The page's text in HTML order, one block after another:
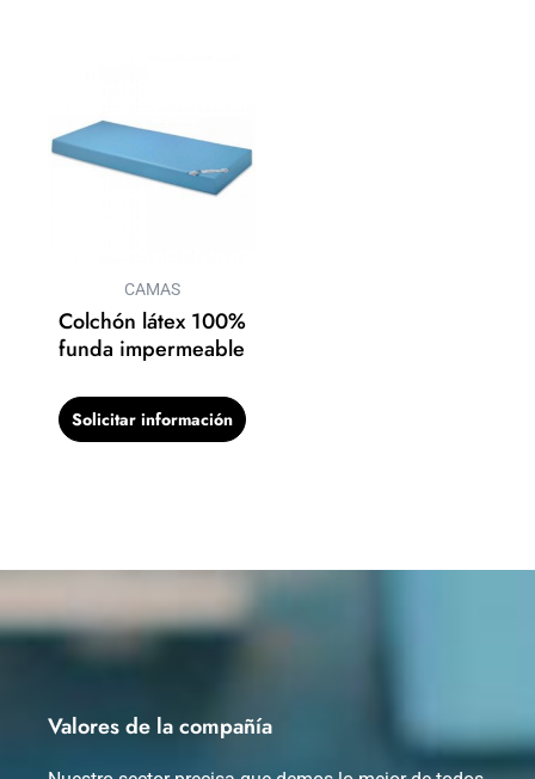
CAMAS
Colchón látex 100%
funda impermeable
Solicitar información
Valores de la compañía